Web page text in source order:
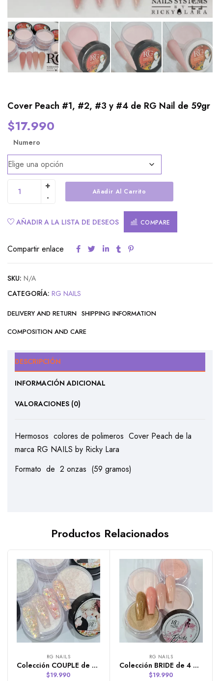
Cover Peach #1, #2, #3 y #4 de RG Nail de 59gr
$17.990
Numero
Añadir Al Carrito
AÑADIR A LA LISTA DE DESEOS COMPARE
Compartir enlace
SKU: N/A
CATEGORÍA: RG NAILS
DELIVERY AND RETURN SHIPPING INFORMATION
COMPOSITION AND CARE
DESCRIPCIÓN
INFORMACIÓN ADICIONAL
VALORACIONES (0)
Hermosos colores de polimeros Cover Peach de la
marca RG NAILS by Ricky Lara
Formato de 2 onzas (59 gramos)
Productos Relacionados
RG NAILS
Colección COUPLE de 4 polímeros RG NAILS
$19.990
RG NAILS
Colección BRIDE de 4 polímeros RG NAILS
$19.990